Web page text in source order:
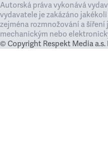
Autorská práva vykonává
vydavatele je zakázáno
zejména rozmnožování a
mechanickým nebo
© Copyright Respekt Media a.s.